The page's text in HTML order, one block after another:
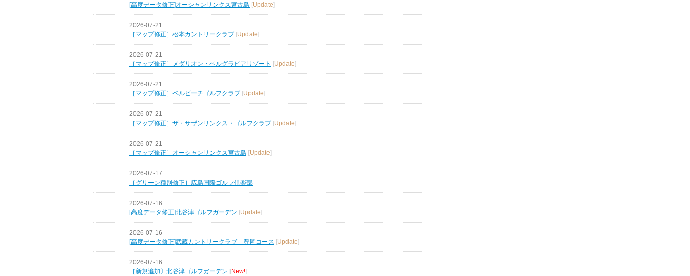
[高度データ修正]オーシャンリンクス宮古島 [Update]
2026-07-21
［マップ修正］松本カントリークラブ [Update]
2026-07-21
［マップ修正］メダリオン・ベルグラビアリゾート [Update]
2026-07-21
［マップ修正］ベルビーチゴルフクラブ [Update]
2026-07-21
［マップ修正］ザ・サザンリンクス・ゴルフクラブ [Update]
2026-07-21
［マップ修正］オーシャンリンクス宮古島 [Update]
2026-07-17
［グリーン種別修正］広島国際ゴルフ倶楽部
2026-07-16
[高度データ修正]北谷津ゴルフガーデン [Update]
2026-07-16
[高度データ修正]武蔵カントリークラブ 豊岡コース [Update]
2026-07-16
［新規追加〕北谷津ゴルフガーデン [New!]